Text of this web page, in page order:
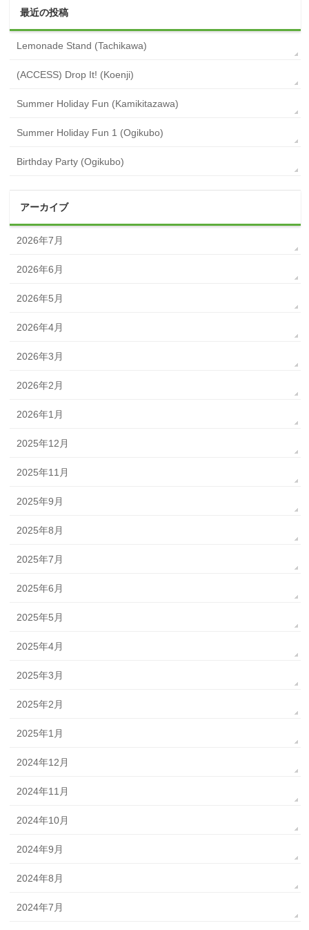
最近の投稿
Lemonade Stand (Tachikawa)
(ACCESS) Drop It! (Koenji)
Summer Holiday Fun (Kamikitazawa)
Summer Holiday Fun 1 (Ogikubo)
Birthday Party (Ogikubo)
アーカイブ
2026年7月
2026年6月
2026年5月
2026年4月
2026年3月
2026年2月
2026年1月
2025年12月
2025年11月
2025年9月
2025年8月
2025年7月
2025年6月
2025年5月
2025年4月
2025年3月
2025年2月
2025年1月
2024年12月
2024年11月
2024年10月
2024年9月
2024年8月
2024年7月